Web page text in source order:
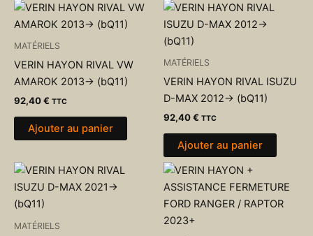
MATÉRIELS
VERIN HAYON RIVAL VW
AMAROK 2013-> (bQ11)
92,40€ TTC
Ajouter au panier
MATÉRIELS
VERIN HAYON RIVAL ISUZU
D-MAX 2012-> (bQ11)
92,40€ TTC
Ajouter au panier
MATÉRIELS